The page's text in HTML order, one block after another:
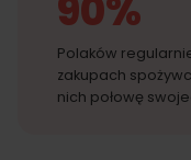
90%
Polaków
zakupach
nich połowę